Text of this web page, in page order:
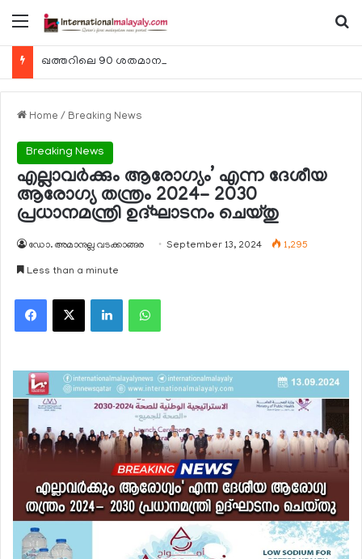
Menu
Home / Breaking News
Breaking News
എല്ലാവര്‍ക്കും ആരോഗ്യം’ എന്ന ദേശീയ
ആരോഗ്യ തന്ത്രം 2024- 2030
പ്രധാനമന്ത്രി ഉദ്ഘാടനം ചെയ്തു
ഡോ. അമാനുല്ല വടക്കാങ്ങര September 13, 2024 1,295
Less than a minute
Facebook
X LinkedInWhatsApp